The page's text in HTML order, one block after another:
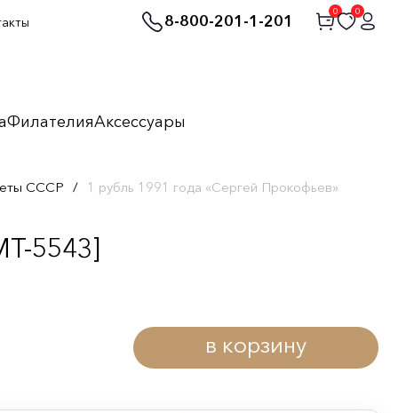
8-800-201-1-201
0 0
ФилателияАксессуары
СССР / 1 рубль 1991 года «Сергей Прокофьев»
5543]
в корзину